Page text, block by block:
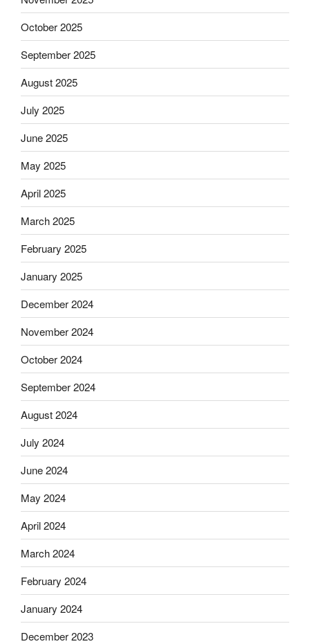
October 2025
September 2025
August 2025
July 2025
June 2025
May 2025
April 2025
March 2025
February 2025
January 2025
December 2024
November 2024
October 2024
September 2024
August 2024
July 2024
June 2024
May 2024
April 2024
March 2024
February 2024
January 2024
December 2023